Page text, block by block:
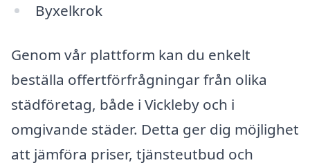
Byxelkrok
Genom vår plattform kan du enkelt
beställa offertförfrågningar från olika
städföretag, både i Vickleby och i
omgivande städer. Detta ger dig möjlighet
att jämföra priser, tjänsteutbud och